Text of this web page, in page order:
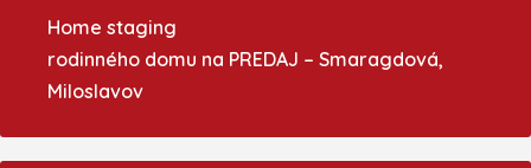
Home staging
rodinného domu na PREDAJ – Smaragdová,
Miloslavov